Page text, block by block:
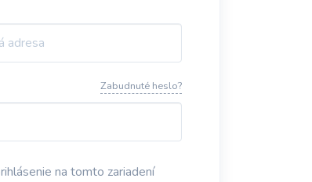
Zabudnuté heslo?
na tomto zariadení